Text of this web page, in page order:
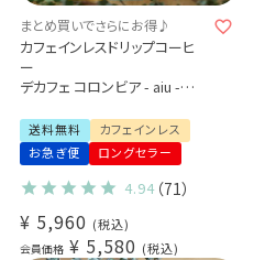
まとめ買いでさらにお得♪
カフェインレスドリップコーヒ
ー
デカフェ コロンビア - aiu -
業務用 大容量パック
まとめ買いにおすすめ
送料無料
カフェインレス
お急ぎ便
ロングセラー
4.94（71）
¥ 5,960 税込
会員価格 ¥ 5,580 税込